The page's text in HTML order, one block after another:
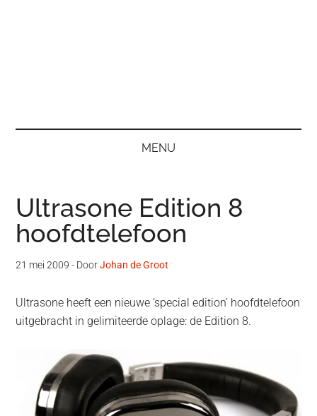
MENU
Ultrasone Edition 8
hoofdtelefoon
21 mei 2009 - DoorJohan de Groot
Ultrasone heeft een nieuwe ‘special edition’ hoofdtelefoon
uitgebracht in gelimiteerde oplage: de Edition 8.